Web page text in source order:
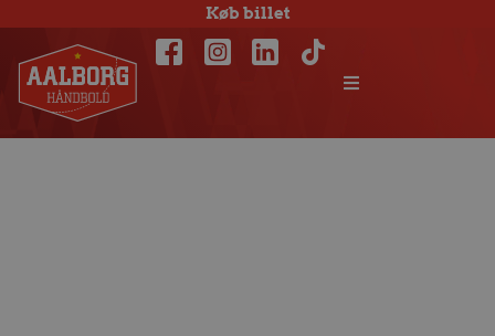
Køb billet